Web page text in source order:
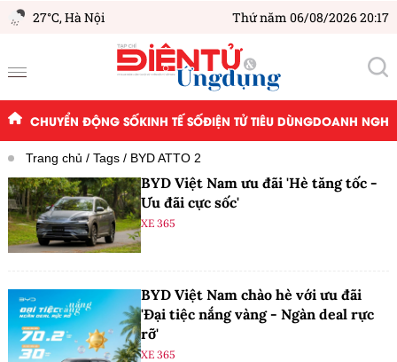
27°C,Hà Nội Thứ năm 06/08/2026 20:17
CHUYỂN ĐỘNG SỐKINH TẾ SỐĐIỆN TỬ TIÊU DÙNGDOANH
Trang chủ Tags BYD ATTO 2
BYD Việt Nam ưu đãi 'Hè tăng tốc -
Ưu đãi cực sốc'
XE 365
BYD Việt Nam chào hè với ưu đãi
'Đại tiệc nắng vàng - Ngàn deal rực
rỡ'
XE 365